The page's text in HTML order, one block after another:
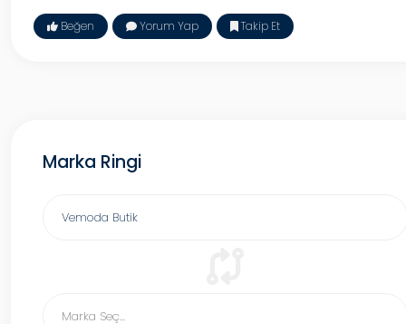
Beğen Yorum Yap Takip Et
Marka Ringi